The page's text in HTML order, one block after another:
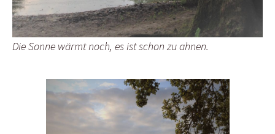
Die Sonne wärmt noch, es ist schon zu ahnen.